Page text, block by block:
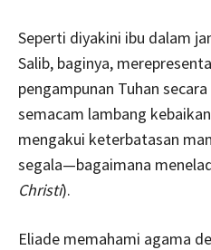
Seperti diyakini ibu dalam
Salib, baginya,
pengampunan Tuhan
semacam lambang
mengakui keterbatasan
segala—bagaimana
Christi).
Eliade memahami agama